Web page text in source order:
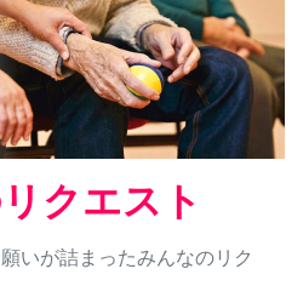
クエスト
いが詰まったみんなのリク